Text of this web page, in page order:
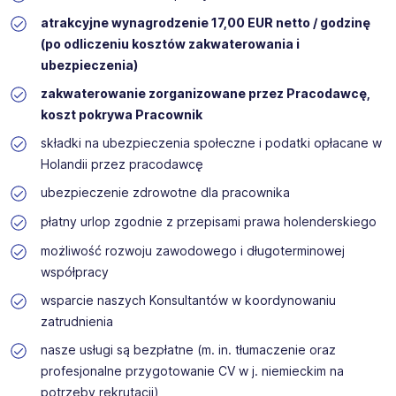
atrakcyjne wynagrodzenie 17,00 EUR netto / godzinę
(po odliczeniu kosztów zakwaterowania i
ubezpieczenia)
zakwaterowanie zorganizowane przez Pracodawcę,
koszt pokrywa Pracownik
składki na ubezpieczenia społeczne i podatki opłacane w
Holandii przez pracodawcę
ubezpieczenie zdrowotne dla pracownika
płatny urlop zgodnie z przepisami prawa holenderskiego
możliwość rozwoju zawodowego i długoterminowej
współpracy
wsparcie naszych Konsultantów w koordynowaniu
zatrudnienia
nasze usługi są bezpłatne (m. in. tłumaczenie oraz
profesjonalne przygotowanie CV w j. niemieckim na
potrzeby rekrutacji)